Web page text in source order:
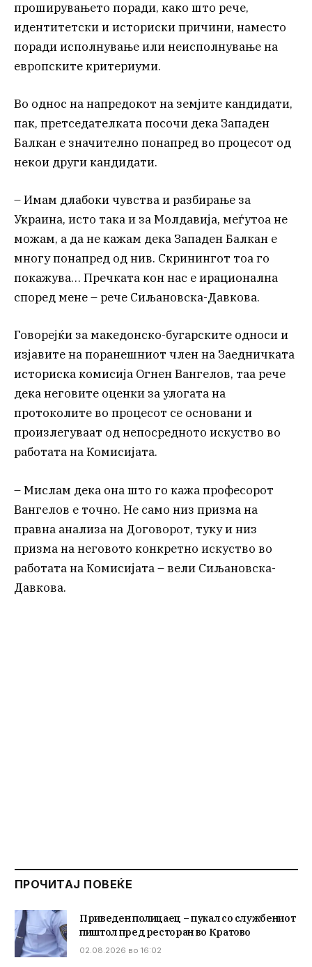
проширувањето поради, како што рече,
идентитетски и историски причини, наместо
поради исполнување или неисполнување на
европските критериуми.
Во однос на напредокот на земјите кандидати,
пак, претседателката посочи дека Западен
Балкан е значително понапред во процесот од
некои други кандидати.
– Имам длабоки чувства и разбирање за
Украина, исто така и за Молдавија, меѓутоа не
можам, а да не кажам дека Западен Балкан е
многу понапред од нив. Скринингот тоа го
покажува… Пречката кон нас е ирационална
според мене – рече Сиљановска-Давкова.
Говорејќи за македонско-бугарските односи и
изјавите на поранешниот член на Заедничката
историска комисија Огнен Вангелов, таа рече
дека неговите оценки за улогата на
протоколите во процесот се основани и
произлегуваат од непосредното искуство во
работата на Комисијата.
– Мислам дека она што го кажа професорот
Вангелов е точно. Не само низ призма на
правна анализа на Договорот, туку и низ
призма на неговото конкретно искуство во
работата на Комисијата – вели Сиљановска-
Давкова.
ПРОЧИТАЈ ПОВЕЌЕ
Приведен полицаец – пукал со службениот
пиштол пред ресторан во Кратово
02.08.2026 во 16:02